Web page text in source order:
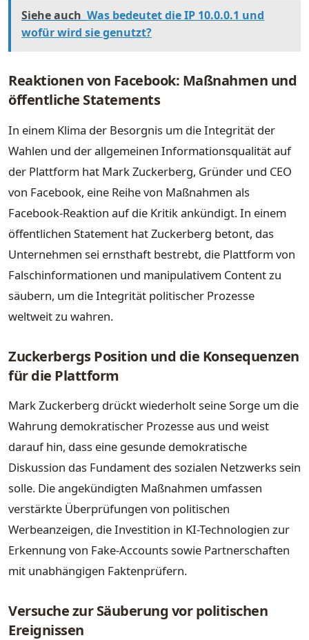
Siehe auch Was bedeutet die IP 10.0.0.1 und
wofür wird sie genutzt?
Reaktionen von Facebook: Maßnahmen und
öffentliche Statements
In einem Klima der Besorgnis um die Integrität der
Wahlen und der allgemeinen Informationsqualität auf
der Plattform hat Mark Zuckerberg, Gründer und CEO
von Facebook, eine Reihe von Maßnahmen als
Facebook-Reaktion auf die Kritik ankündigt. In einem
öffentlichen Statement hat Zuckerberg betont, das
Unternehmen sei ernsthaft bestrebt, die Plattform von
Falschinformationen und manipulativem Content zu
säubern, um die Integrität politischer Prozesse
weltweit zu wahren.
Zuckerbergs Position und die Konsequenzen
für die Plattform
Mark Zuckerberg drückt wiederholt seine Sorge um die
Wahrung demokratischer Prozesse aus und weist
darauf hin, dass eine gesunde demokratische
Diskussion das Fundament des sozialen Netzwerks sein
solle. Die angekündigten Maßnahmen umfassen
verstärkte Überprüfungen von politischen
Werbeanzeigen, die Investition in KI-Technologien zur
Erkennung von Fake-Accounts sowie Partnerschaften
mit unabhängigen Faktenprüfern.
Versuche zur Säuberung vor politischen
Ereignissen